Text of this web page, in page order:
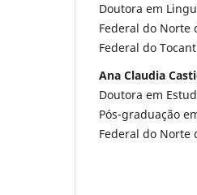
Doutora em
Federal do Norte
Federal do
Ana Claudia
Doutora em
Pós-graduação
Federal do Norte